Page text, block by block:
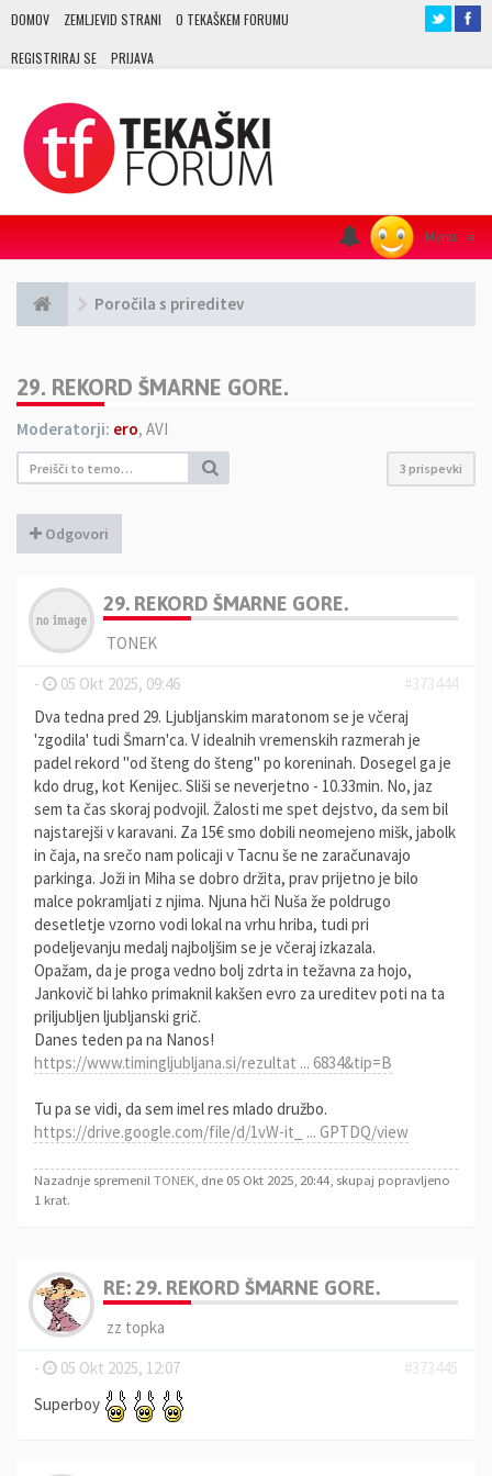
DOMOV ZEMLJEVID STRANI O TEKAŠKEM FORUMU
REGISTRIRAJ SE PRIJAVA
Menu ≡
Poročila s prireditev
29. REKORD ŠMARNE GORE.
Moderatorji: ero, AVI
3 prispevki
Odgovori
29. REKORD ŠMARNE GORE.
TONEK
-
05 Okt 2025, 09:46
#373444
Dva tedna pred 29. Ljubljanskim maratonom se je včeraj
'zgodila' tudi Šmarn'ca. V idealnih vremenskih razmerah je
padel rekord "od šteng do šteng" po koreninah. Dosegel ga je
kdo drug, kot Kenijec. Sliši se neverjetno - 10.33min. No, jaz
sem ta čas skoraj podvojil. Žalosti me spet dejstvo, da sem bil
najstarejši v karavani. Za 15€ smo dobili neomejeno mišk, jabolk
in čaja, na srečo nam policaji v Tacnu še ne zaračunavajo
parkinga. Joži in Miha se dobro držita, prav prijetno je bilo
malce pokramljati z njima. Njuna hči Nuša že poldrugo
desetletje vzorno vodi lokal na vrhu hriba, tudi pri
podeljevanju medalj najboljšim se je včeraj izkazala.
Opažam, da je proga vedno bolj zdrta in težavna za hojo,
Jankovič bi lahko primaknil kakšen evro za ureditev poti na ta
priljubljen ljubljanski grič.
Danes teden pa na Nanos!
https://www.timingljubljana.si/rezultat ... 6834&tip=B
Tu pa se vidi, da sem imel res mlado družbo.
https://drive.google.com/file/d/1vW-it_ ... GPTDQ/view
Nazadnje spremenil TONEK , dne 05 Okt 2025, 20:44, skupaj popravljeno
1 krat.
RE: 29. REKORD ŠMARNE GORE.
zz topka
-
05 Okt 2025, 12:07
#373445
Superboy